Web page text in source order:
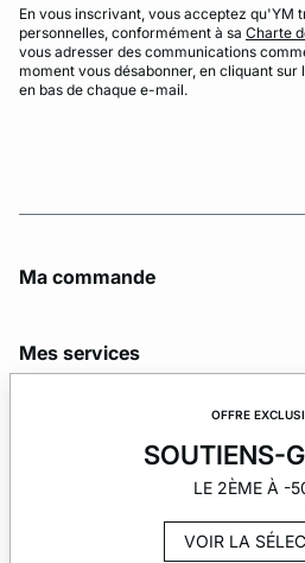
OFFRE
SOUTIENS-
LE 2ÈME À -
VOIR LA
En vous inscrivant, vous acceptez qu'YM
personnelles, conformément à sa Charte
vous adresser des communications
moment vous désabonner, en cliquant
en bas de chaque e-mail.
Ma commande
Mes services
© Copyright 2026 Etam.